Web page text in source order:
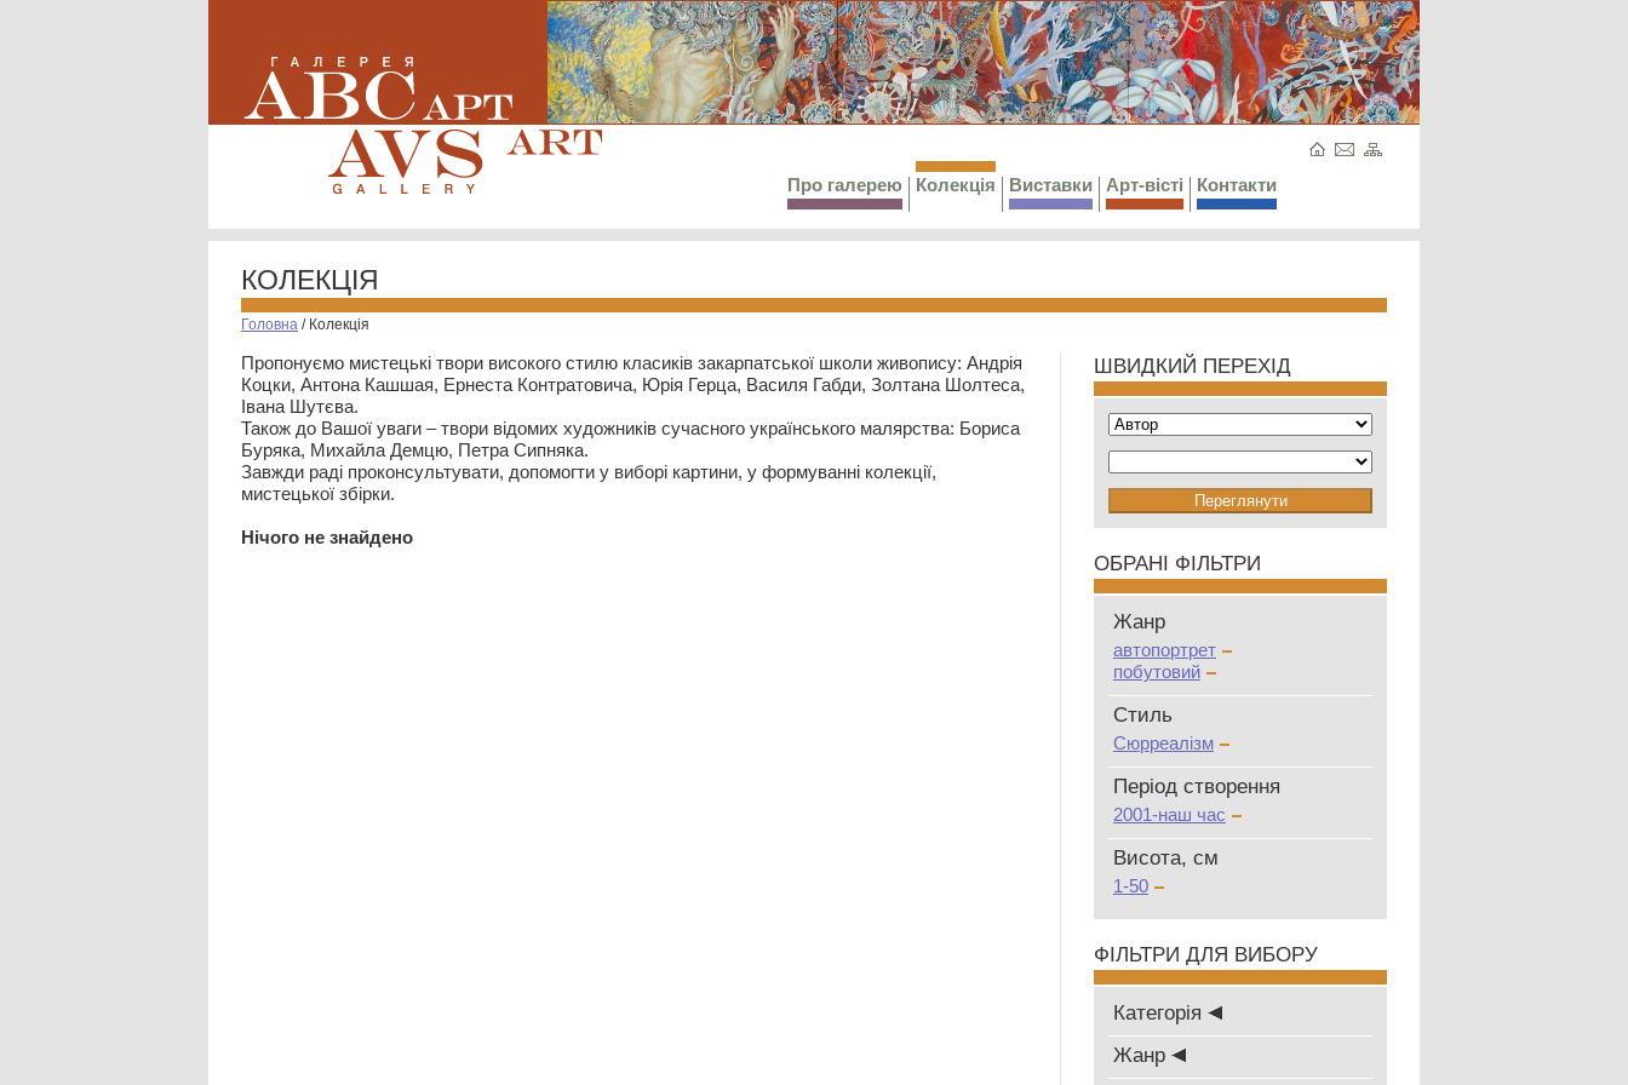
Про галерею Колекція Виставки Арт-вісті Контакти
КОЛЕКЦІЯ
Головна / Колекція
Пропонуємо мистецькі твори високого стилю класиків закарпатської школи живопису: Андрія
Коцки, Антона Кашшая, Ернеста Контратовича, Юрія Герца, Василя Габди, Золтана Шолтеса,
Івана Шутєва.
Також до Вашої уваги – твори відомих художників сучасного українського малярства: Бориса
Буряка, Михайла Демцю, Петра Сипняка.
Завжди раді проконсультувати, допомогти у виборі картини, у формуванні колекції,
мистецької збірки.
Нiчого не знайдено
ШВИДКИЙ ПЕРЕХІД
ОБРАНІ ФІЛЬТРИ
Жанр
автопортрет
побутовий
Стиль
Сюрреалізм
Період створення
2001-наш час
Висота, см
1-50
ФІЛЬТРИ ДЛЯ ВИБОРУ
Категорія
Жанр